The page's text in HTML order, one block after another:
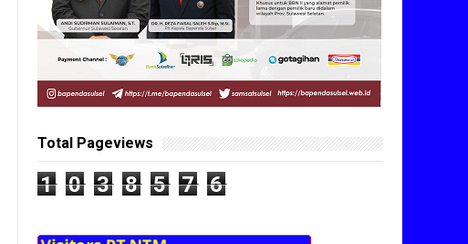
Total Pageviews
1 0 3 8 5 7 6